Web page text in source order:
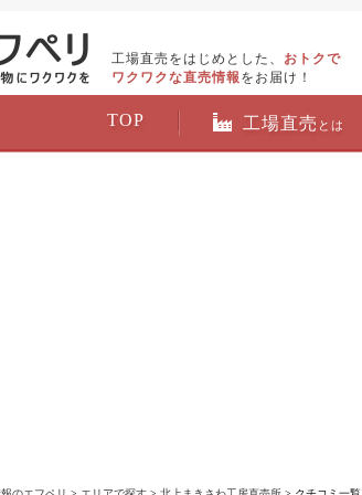
工場直売をはじめとした、 おトクで
ワクワクな直売情報 をお届け！
TOP 工場直売 とは